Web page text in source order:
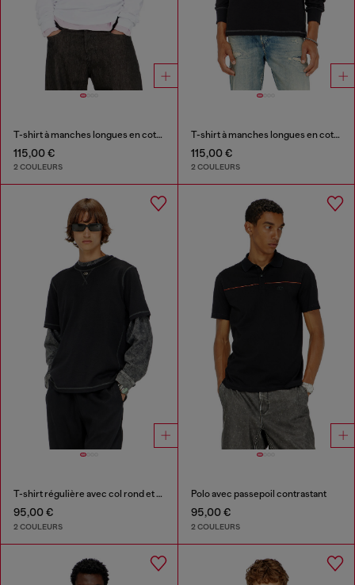
T-shirt à manches longues en coton avec Oval D
115,00 €
2 COULEURS
T-shirt à manches longues en coton avec Oval D
115,00 €
2 COULEURS
T-shirt régulière avec col rond et Oval D
95,00 €
2 COULEURS
Polo avec passepoil contrastant
95,00 €
2 COULEURS